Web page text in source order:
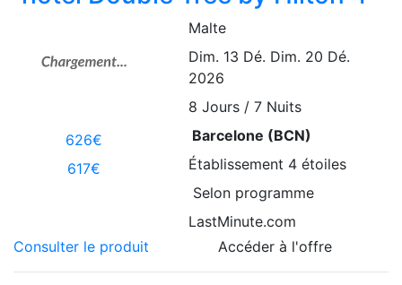
626€
617€
Malte
Dim. 13 Dé. Dim. 20 Dé.
2026
8 Jours / 7 Nuits
Barcelone (BCN)
Établissement 4 étoiles
Selon programme
LastMinute.com
Consulter le produit
Accéder à l'offre